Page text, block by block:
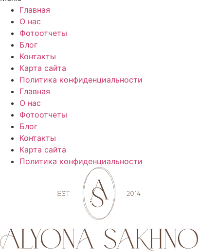
Главная
О нас
Фотоотчеты
Блог
Контакты
Карта сайта
Политика конфиденциальности
Главная
О нас
Фотоотчеты
Блог
Контакты
Карта сайта
Политика конфиденциальности